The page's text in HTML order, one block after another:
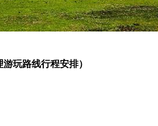
玩路线行程安排）